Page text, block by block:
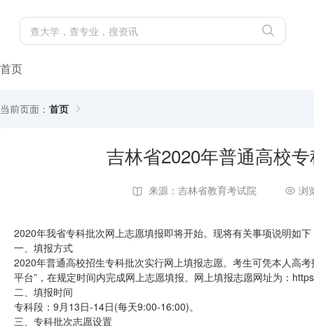
首页
当前页面： 首页
吉林省2020年普通高校
来源：吉林省教育考试院 浏
2020年我省专科批次网上志愿填报即将开始。现将有关事项说明如下
一、填报方式
2020年普通高校招生专科批次实行网上填报志愿。考生可凭本人高
平台”，在规定时间内完成网上志愿填报。网上填报志愿网址为：
二、填报时间
专科段：9月13日-14日(每天9:00-16:00)。
三、专科批次志愿设置